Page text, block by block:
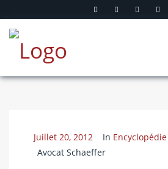
Juillet 20, 2012 In Encyclopédie
Avocat Schaeffer